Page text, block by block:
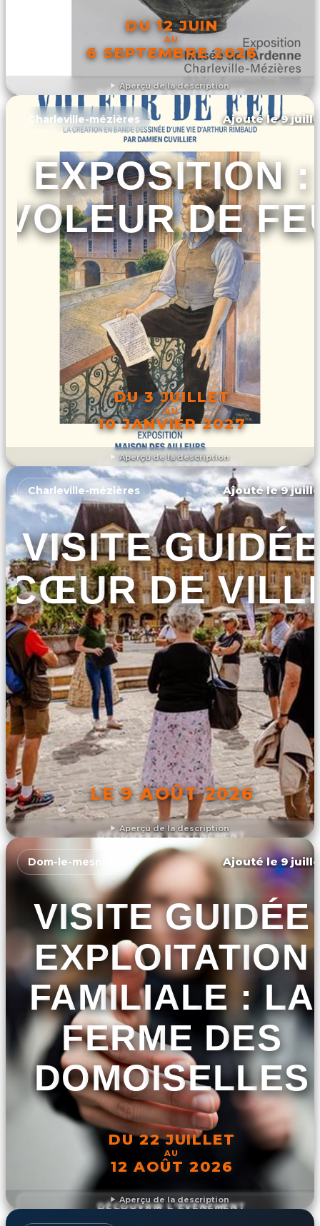
Aperçu de la description
DU 12 JUIN
AU
6 SEPTEMBRE 2026
DÉCOUVRIR L'ÉVÉNEMENT
Aperçu de la description
Charleville-mézières Ajouté le 9
EXPOSITION :
VOLEUR DE
DU 3 JUILLET
AU
10 JANVIER 2027
DÉCOUVRIR L'ÉVÉNEMENT
Aperçu de la description
Charleville-mézières Ajouté le 9
VISITE
CŒUR DE
LE 9 AOÛT 2026
DÉCOUVRIR L'ÉVÉNEMENT
Aperçu de la description
Dom-le-mesnil Ajouté le 9
VISITE GUIDÉE
EXPLOITATION
FAMILIALE : LA
FERME DES
DOMOISELLES
DU 22 JUILLET
AU
12 AOÛT 2026
DÉCOUVRIR L'ÉVÉNEMENT